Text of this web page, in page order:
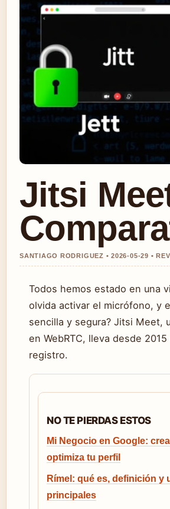
Jitsi
SANTIAGO RODRIGUEZ • 2026-05-29 •
Todos hemos estado en una
olvida activar el micrófono, y
sencilla y segura? Jitsi Meet,
en WebRTC, lleva desde
registro.
NO TE PIERDAS ESTOS
Mi Negocio en Google:
optimiza tu perfil
Rímel: qué es, definición y
principales